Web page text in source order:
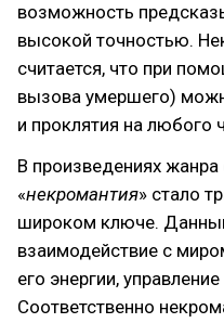
возможность
высокой точностью.
считается, что при
вызова умершего)
и проклятия на любого
В произведениях жанра
«некромантия» стало
широком ключе.
взаимодействие с
его энергии,
Соответственно